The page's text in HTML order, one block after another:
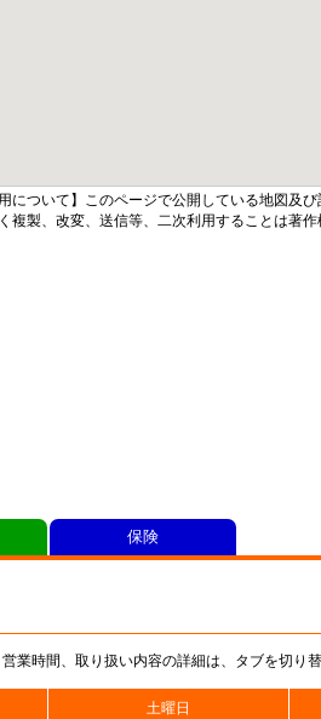
について】このページで公開している地図及
複製、改変、送信等、二次利用することは著
時間、取り扱い内容の詳細は、タブを切り替
土曜日
保険